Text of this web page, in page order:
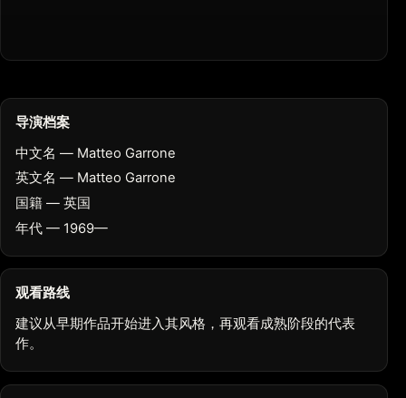
导演档案
中文名 — Matteo Garrone
英文名 — Matteo Garrone
国籍 — 英国
年代 — 1969—
观看路线
建议从早期作品开始进入其风格，再观看成熟阶段的代表
作。